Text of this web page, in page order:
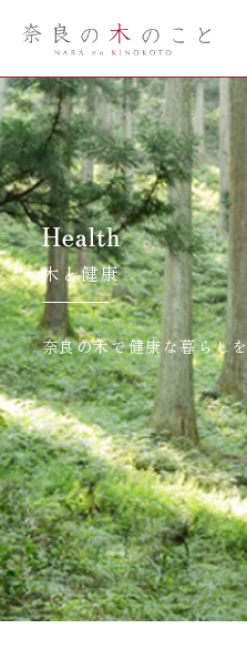
奈良の木のこ
と
木と健康
奈良の木で健康な暮らしを